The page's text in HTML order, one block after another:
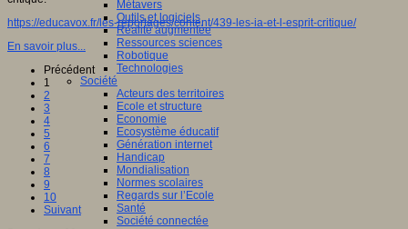
Métavers
Outils et logiciels
Réalité augmentée
Ressources sciences
Robotique
Technologies
Société
Acteurs des territoires
Ecole et structure
Economie
Ecosystème éducatif
Génération internet
Handicap
Mondialisation
Normes scolaires
Regards sur l’Ecole
Santé
Société connectée
https://educavox.fr/les-reportages/content/439-les-ia-et-l-esprit-critique/
En savoir plus...
Précédent
1
2
3
4
5
6
7
8
9
10
Suivant